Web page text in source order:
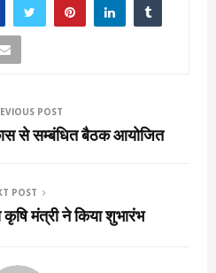
POST
से सम्बंधित बैठक आयोजित
POST
मंत्री ने किया शुभारंभ